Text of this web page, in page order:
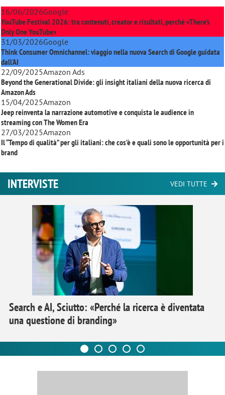
16/06/2026Google
YouTube Festival 2026: tra contenuti, creator e risultati, perché «There’s
Only One YouTube»
31/03/2026Google
Think Consumer Omnichannel: viaggio nella nuova Search di Google guidata
dall'AI
22/09/2025Amazon Ads
Beyond the Generational Divide: gli insight italiani della nuova ricerca di
Amazon Ads
15/04/2025Amazon
Jeep reinventa la narrazione automotive e conquista le audience in
streaming conThe Women Era
27/03/2025Amazon
Il “Tempo di qualità” per gli italiani: che cos’è e quali sono le opportunità per i
brand
INTERVISTE VEDI TUTTE
Search e AI, Sciutto: «Perché la ricerca è diventata
una questione di branding»